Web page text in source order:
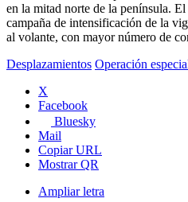
en la mitad norte de la península.
campaña de intensificación de la
al volante, con mayor número de
Desplazamientos Operación
X
Facebook
Bluesky
Mail
Copiar URL
Mostrar QR
Ampliar letra